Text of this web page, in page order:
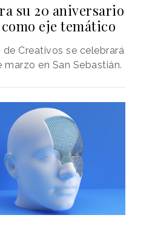
su 20 aniversario
eje temático
Creativos se celebrará
en San Sebastián.